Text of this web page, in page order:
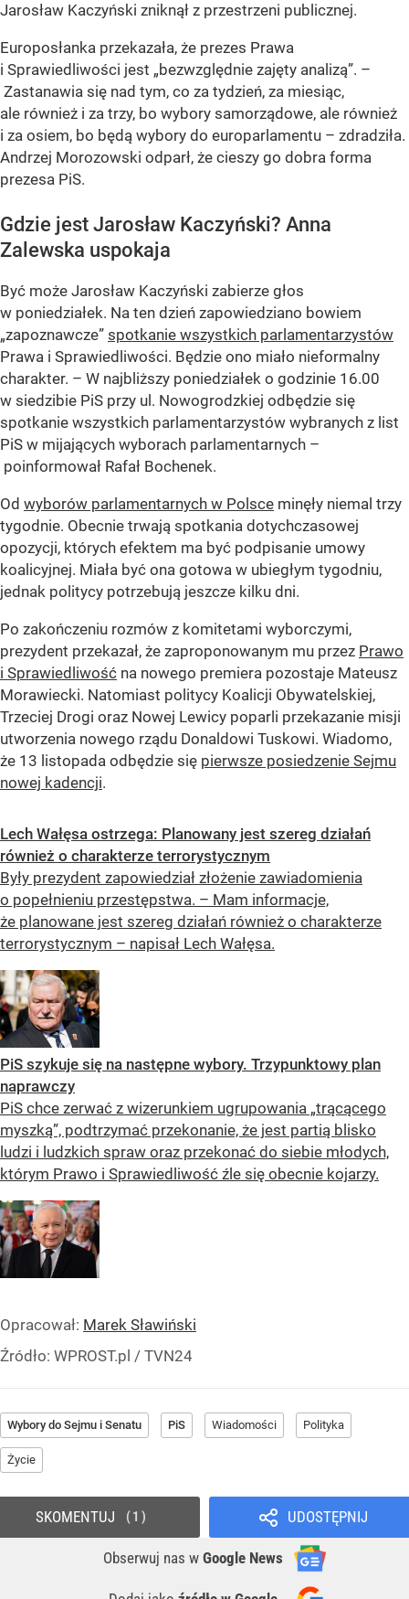
Jarosław Kaczyński zniknął z przestrzeni publicznej.
Europosłanka przekazała, że prezes Prawa
i Sprawiedliwości jest „bezwzględnie zajęty analizą”. –
Zastanawia się nad tym, co za tydzień, za miesiąc,
ale również i za trzy, bo wybory samorządowe, ale również
i za osiem, bo będą wybory do europarlamentu – zdradziła.
Andrzej Morozowski odparł, że cieszy go dobra forma
prezesa PiS.
Gdzie jest Jarosław Kaczyński? Anna
Zalewska uspokaja
Być może Jarosław Kaczyński zabierze głos
w poniedziałek. Na ten dzień zapowiedziano bowiem
„zapoznawcze” spotkanie wszystkich parlamentarzystów
Prawa i Sprawiedliwości. Będzie ono miało nieformalny
charakter. – W najbliższy poniedziałek o godzinie 16.00
w siedzibie PiS przy ul. Nowogrodzkiej odbędzie się
spotkanie wszystkich parlamentarzystów wybranych z list
PiS w mijających wyborach parlamentarnych –
poinformował Rafał Bochenek.
Od wyborów parlamentarnych w Polsce minęły niemal trzy
tygodnie. Obecnie trwają spotkania dotychczasowej
opozycji, których efektem ma być podpisanie umowy
koalicyjnej. Miała być ona gotowa w ubiegłym tygodniu,
jednak politycy potrzebują jeszcze kilku dni.
Po zakończeniu rozmów z komitetami wyborczymi,
prezydent przekazał, że zaproponowanym mu przez Prawo
i Sprawiedliwość na nowego premiera pozostaje Mateusz
Morawiecki. Natomiast politycy Koalicji Obywatelskiej,
Trzeciej Drogi oraz Nowej Lewicy poparli przekazanie misji
utworzenia nowego rządu Donaldowi Tuskowi. Wiadomo,
że 13 listopada odbędzie się pierwsze posiedzenie Sejmu
nowej kadencji.
Lech Wałęsa ostrzega: Planowany jest szereg działań
również o charakterze terrorystycznym
Były prezydent zapowiedział złożenie zawiadomienia
o popełnieniu przestępstwa. – Mam informacje,
że planowane jest szereg działań również o charakterze
terrorystycznym – napisał Lech Wałęsa.
PiS szykuje się na następne wybory. Trzypunktowy plan
naprawczy
PiS chce zerwać z wizerunkiem ugrupowania „trącącego
myszką”, podtrzymać przekonanie, że jest partią blisko
ludzi i ludzkich spraw oraz przekonać do siebie młodych,
którym Prawo i Sprawiedliwość źle się obecnie kojarzy.
Opracował: Marek Sławiński
Źródło: WPROST.pl / TVN24
Wybory do Sejmu i Senatu PiS Wiadomości Polityka
Życie
UDOSTĘPNIJ
Obserwuj nas w Google News
SKOMENTUJ 1